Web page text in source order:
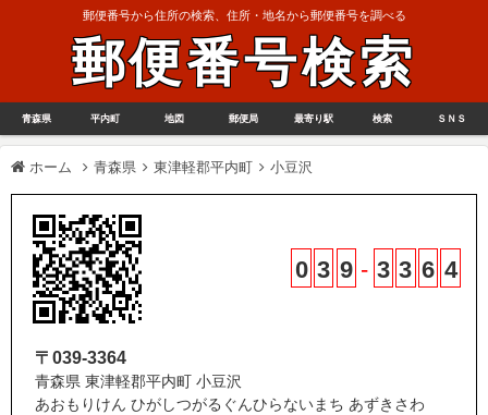
郵便番号から住所の検索、住所・地名から郵便番号を調べる
郵便番号検索
青森県 平内町 地図 郵便局 最寄り駅 検索 ＳＮＳ
ホーム 青森県 東津軽郡平内町 小豆沢
0 3 9 - 3 3 6 4
〒039-3364
青森県 東津軽郡平内町 小豆沢
あおもりけん ひがしつがるぐんひらないまち あずきさわ